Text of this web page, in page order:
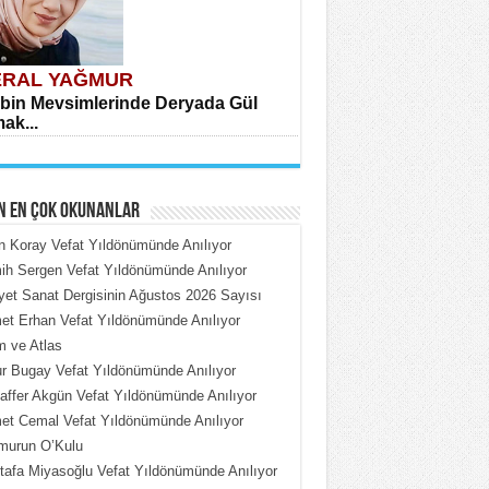
YAĞMUR
Mevsimlerinde Deryada Gül
ÇOBAN
Put Dışardaki Maskeler...
EN ÇOK OKUNANLAR
Koray Vefat Yıldönümünde Anılıyor
Sergen Vefat Yıldönümünde Anılıyor
Sanat Dergisinin Ağustos 2026 Sayısı
Erhan Vefat Yıldönümünde Anılıyor
ve Atlas
Bugay Vefat Yıldönümünde Anılıyor
Akgün Vefat Yıldönümünde Anılıyor
Cemal Vefat Yıldönümünde Anılıyor
O’Kulu
Miyasoğlu Vefat Yıldönümünde Anılıyor